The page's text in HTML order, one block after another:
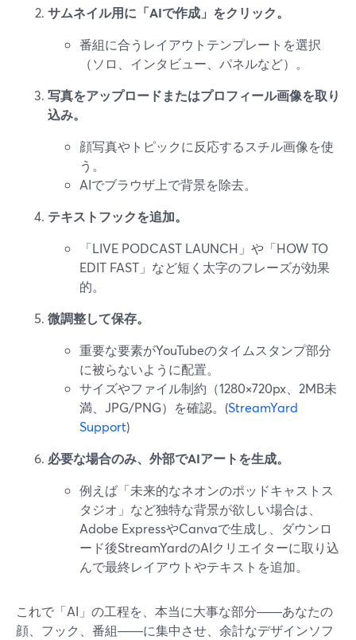
サムネイル用に「AIで作成」をクリック。
番組に合うレイアウトテンプレートを選択
（ソロ、インタビュー、パネルなど）。
写真をアップロードまたはプロフィール画像を取り
込み。
顔写真やトピックに反応するスチル画像を使
う。
AIでブラウザ上で背景を除去。
テキストフックを追加。
「LIVE PODCAST LAUNCH」や「HOW TO
EDIT FAST」など短く太字のフレーズが効果
的。
微調整して保存。
重要な要素がYouTubeのタイムスタンプ部分
に被らないように配置。
サイズやファイル制約（1280×720px、2MB未
満、JPG/PNG）を確認。(StreamYard
Support)
必要な場合のみ、外部でAIアートを生成。
例えば「未来的なネオンのポッドキャストス
タジオ」など独特な背景が欲しい場合は、
Adobe ExpressやCanvaで生成し、ダウンロ
ード後StreamYardのAIクリエイターに取り込
んで最終レイアウトやテキストを追加。
これで「AI」の工程を、本当に大事な部分――あなたの
顔、フック、番組――に集中させ、余計なデザインソフ